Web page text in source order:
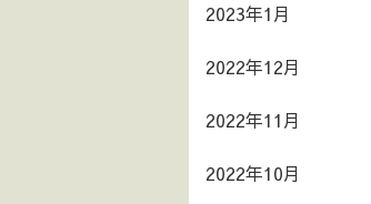
2023年1月
2022年12月
2022年11月
2022年10月